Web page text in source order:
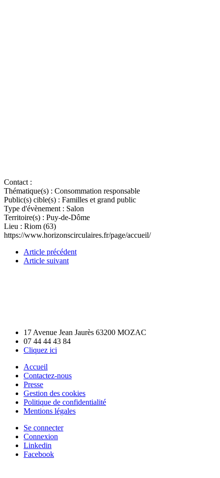
Contact :
Thématique(s) : Consommation responsable
Public(s) cible(s) : Familles et grand public
Type d'évènement : Salon
Territoire(s) : Puy-de-Dôme
Lieu : Riom (63)
https://www.horizonscirculaires.fr/page/accueil/
Article précédent
Article suivant
17 Avenue Jean Jaurès 63200 MOZAC
07 44 44 43 84
Cliquez ici
Accueil
Contactez-nous
Presse
Gestion des cookies
Politique de confidentialité
Mentions légales
Se connecter
Connexion
Linkedin
Facebook